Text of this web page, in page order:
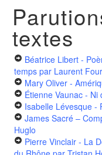
textes
Béatrice Libert -
temps par Laurent
Mary Oliver -
Étienne Vaunac -
Isabelle Lévesque -
James Sacré –
Huglo
Pierre Vinclair - La